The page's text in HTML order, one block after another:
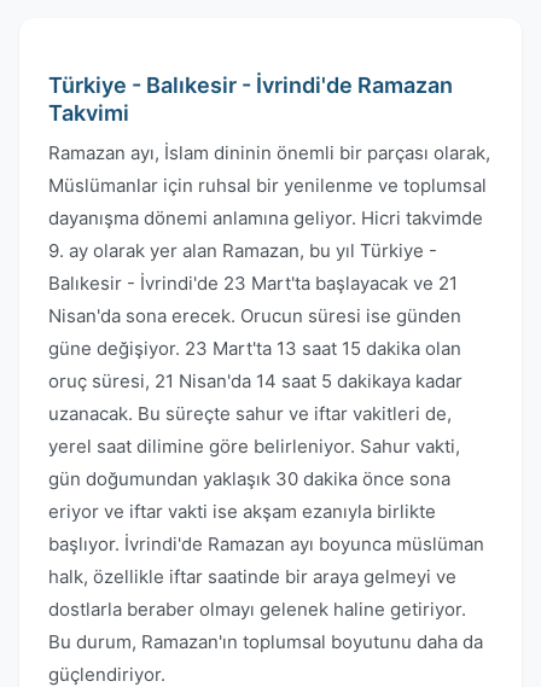
Türkiye - Balıkesir - İvrindi'de Ramazan
Takvimi
Ramazan ayı, İslam dininin önemli bir parçası olarak,
Müslümanlar için ruhsal bir yenilenme ve toplumsal
dayanışma dönemi anlamına geliyor. Hicri takvimde
9. ay olarak yer alan Ramazan, bu yıl Türkiye -
Balıkesir - İvrindi'de 23 Mart'ta başlayacak ve 21
Nisan'da sona erecek. Orucun süresi ise günden
güne değişiyor. 23 Mart'ta 13 saat 15 dakika olan
oruç süresi, 21 Nisan'da 14 saat 5 dakikaya kadar
uzanacak. Bu süreçte sahur ve iftar vakitleri de,
yerel saat dilimine göre belirleniyor. Sahur vakti,
gün doğumundan yaklaşık 30 dakika önce sona
eriyor ve iftar vakti ise akşam ezanıyla birlikte
başlıyor. İvrindi'de Ramazan ayı boyunca müslüman
halk, özellikle iftar saatinde bir araya gelmeyi ve
dostlarla beraber olmayı gelenek haline getiriyor.
Bu durum, Ramazan'ın toplumsal boyutunu daha da
güçlendiriyor.